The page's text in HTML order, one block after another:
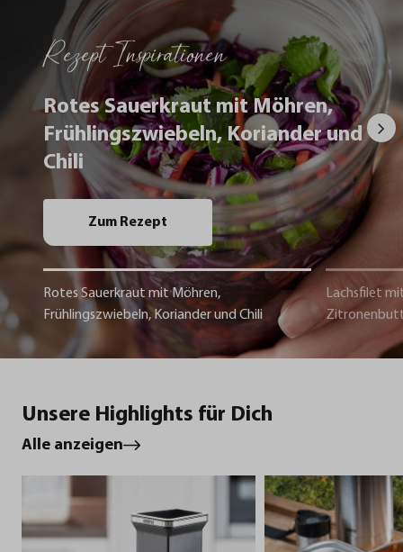
Rezept Inspirationen
Rotes Sauerkraut mit Möhren,
Frühlingszwiebeln, Koriander und
Chili
Zum Rezept
Rotes Sauerkraut mit Möhren,
Frühlingszwiebeln, Koriander und Chili
Lachsfilet
Unsere Highlights für Dich
Alle anzeigen